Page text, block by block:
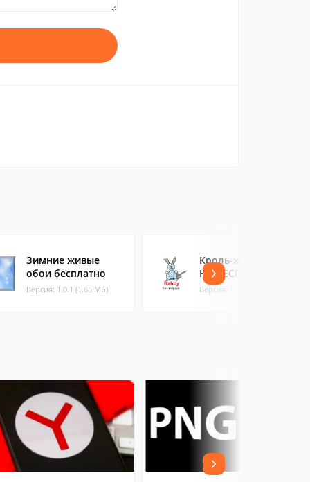
Зимние живые
обои бесплатно
Версия: 1.0.1 (1.65 МБ)
Кроль-живые обои
HD БЕСПЛАТНО
Версия: 1.0 (3.44 МБ)